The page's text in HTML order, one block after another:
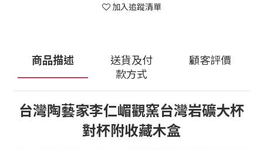
加入追蹤清單
商品描述
送貨及付
款方式
顧客評價
台灣陶藝家李仁嵋觀窯台灣岩礦大杯
對杯附收藏木盒